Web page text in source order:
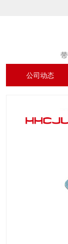
公司动态